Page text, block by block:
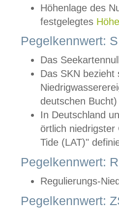
Höhenlage des
festgelegtes
Pegelkennwert:
Das
Das SKN
deutschen
In Deutschland
örtlich
Tide (LAT)"
Pegelkennwert:
Regulierungs-
Pegelkennwert: